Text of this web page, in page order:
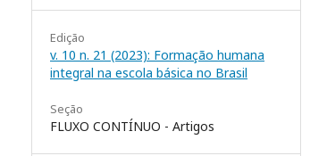
Edição
v. 10 n. 21 (2023): Formação humana
integral na escola básica no Brasil
Seção
FLUXO CONTÍNUO - Artigos